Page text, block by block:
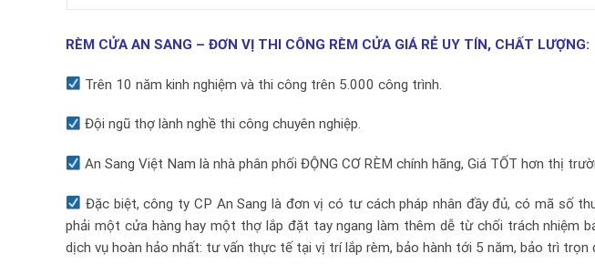
RÈM CỬA AN SANG – ĐƠN VỊ THI CÔNG RÈM CỬA GIÁ RẺ UY TÍN, CHẤT LƯỢNG:
Trên 10 năm kinh nghiệm và thi công trên 5.000 công trình.
Đội ngũ thợ lành nghề thi công chuyên nghiệp.
An Sang Việt Nam là nhà phân phối ĐỘNG CƠ RÈM chính hãng, Giá TỐT hơn thị
Đặc biệt, công ty CP An Sang là đơn vị có tư cách pháp nhân đầy đủ, có mã số
phải một cửa hàng hay một thợ lắp đặt tay ngang làm thêm dễ từ chối trách nhiệm
dịch vụ hoàn hảo nhất: tư vấn thực tế tại vị trí lắp rèm, bảo hành tới 5 năm, bảo trì trọn